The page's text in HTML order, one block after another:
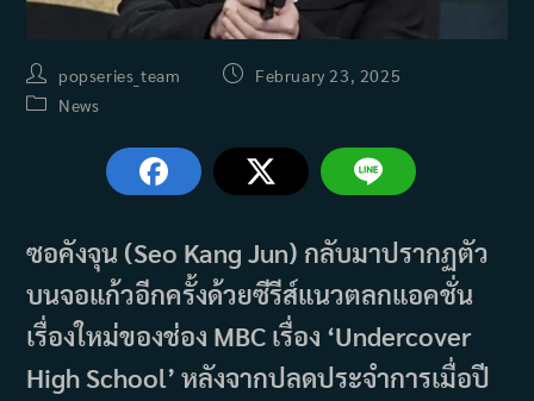
Post
author:
popseries_team
PostFebruary 23, 2025
PostNews
ซอคังจุน (Seo Kang Jun) กลับมาปรากฏตัว
บนจอแก้วอีกครั้งด้วยซีรีส์แนวตลกแอคชั่น
เรื่องใหม่ของช่อง MBC เรื่อง ‘Undercover
High School’ หลังจากปลดประจำการเมื่อปี